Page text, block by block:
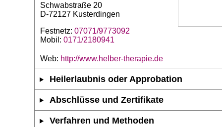
Schwabstraße 20
D-72127 Kusterdingen
Festnetz: 07071/9773092
Mobil: 0171/2180941
Web: http://www.helber-therapie.de
Heilerlaubnis oder Approbation
Abschlüsse und Zertifikate
Verfahren und Methoden